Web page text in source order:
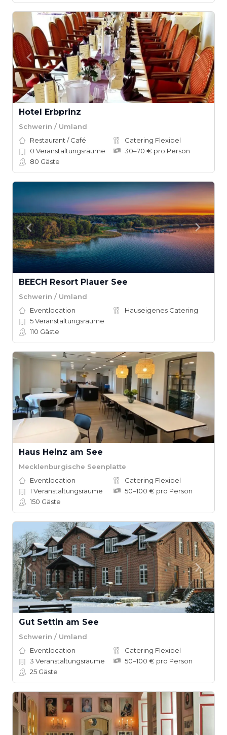
Hotel Erbprinz
Schwerin / Umland
Restaurant / Café
Catering Flexibel
0 Veranstaltungsräume
30–70 € pro Person
80 Gäste
BEECH Resort Plauer See
Schwerin / Umland
Eventlocation
Hauseigenes Catering
5Veranstaltungsräume
110 Gäste
Haus Heinz am See
Mecklenburgische Seenplatte
Eventlocation
Catering Flexibel
1 Veranstaltungsräume
50–100 € pro Person
150 Gäste
Gut Settin am See
Schwerin / Umland
Eventlocation
Catering Flexibel
3 Veranstaltungsräume
50–100 € pro Person
25 Gäste